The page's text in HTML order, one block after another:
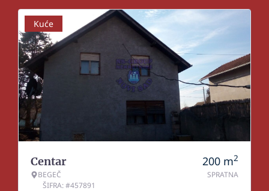
Kuće
Centar
BEGEČ
ŠIFRA: #457891
200 m2
SPRATNA